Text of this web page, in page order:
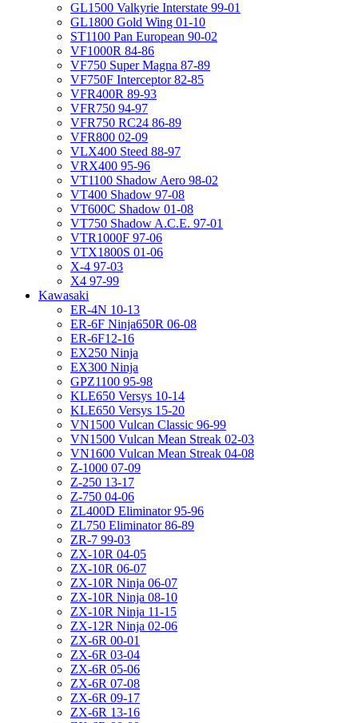
GL1500 Valkyrie Interstate 99-01
GL1800 Gold Wing 01-10
ST1100 Pan European 90-02
VF1000R 84-86
VF750 Super Magna 87-89
VF750F Interceptor 82-85
VFR400R 89-93
VFR750 94-97
VFR750 RC24 86-89
VFR800 02-09
VLX400 Steed 88-97
VRX400 95-96
VT1100 Shadow Aero 98-02
VT400 Shadow 97-08
VT600C Shadow 01-08
VT750 Shadow A.C.E. 97-01
VTR1000F 97-06
VTX1800S 01-06
X-4 97-03
X4 97-99
Kawasaki
ER-4N 10-13
ER-6F Ninja650R 06-08
ER-6F12-16
EX250 Ninja
EX300 Ninja
GPZ1100 95-98
KLE650 Versys 10-14
KLE650 Versys 15-20
VN1500 Vulcan Classic 96-99
VN1500 Vulcan Mean Streak 02-03
VN1600 Vulcan Mean Streak 04-08
Z-1000 07-09
Z-250 13-17
Z-750 04-06
ZL400D Eliminator 95-96
ZL750 Eliminator 86-89
ZR-7 99-03
ZX-10R 04-05
ZX-10R 06-07
ZX-10R Ninja 06-07
ZX-10R Ninja 08-10
ZX-10R Ninja 11-15
ZX-12R Ninja 02-06
ZX-6R 00-01
ZX-6R 03-04
ZX-6R 05-06
ZX-6R 07-08
ZX-6R 09-17
ZX-6R 13-16